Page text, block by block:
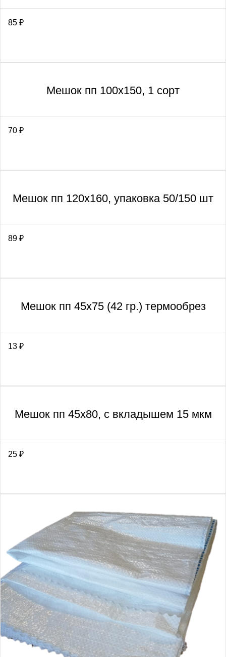
85 ₽
Мешок пп 100х150, 1 сорт
70 ₽
Мешок пп 120х160, упаковка 50/150 шт
89 ₽
Мешок пп 45х75 (42 гр.) термообрез
13 ₽
Мешок пп 45х80, с вкладышем 15 мкм
25 ₽